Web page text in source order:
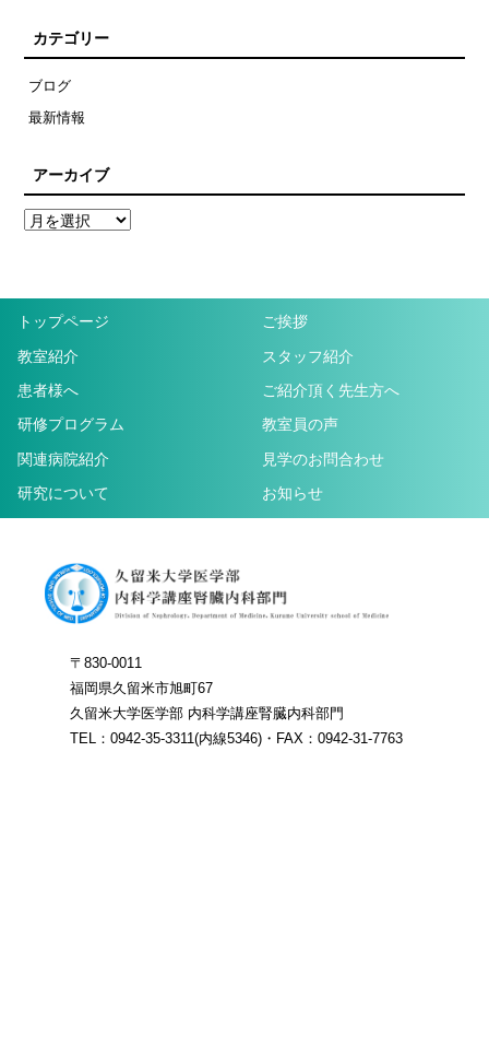
カテゴリー
ブログ
最新情報
アーカイブ
トップページ
ご挨拶
教室紹介
スタッフ紹介
患者様へ
ご紹介頂く先生方へ
研修プログラム
教室員の声
関連病院紹介
見学のお問合わせ
研究について
お知らせ
〒830-0011
福岡県久留米市旭町67
久留米大学医学部 内科学講座腎臓内科部門
TEL：0942-35-3311(内線5346)・FAX：0942-31-7763